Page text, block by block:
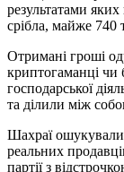
результатами
срібла, майже 740
Отримані гроші
криптогаманці чи
господарської
та ділили між
Шахраї ошукували
реальних
партії з